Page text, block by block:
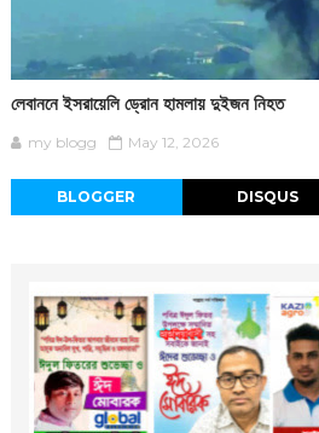
লেবাননে ইসরায়েলি ড্রোন হামলায় দুইজন নিহত
my blogg May 12, 2026
BLOGGER DISQUS